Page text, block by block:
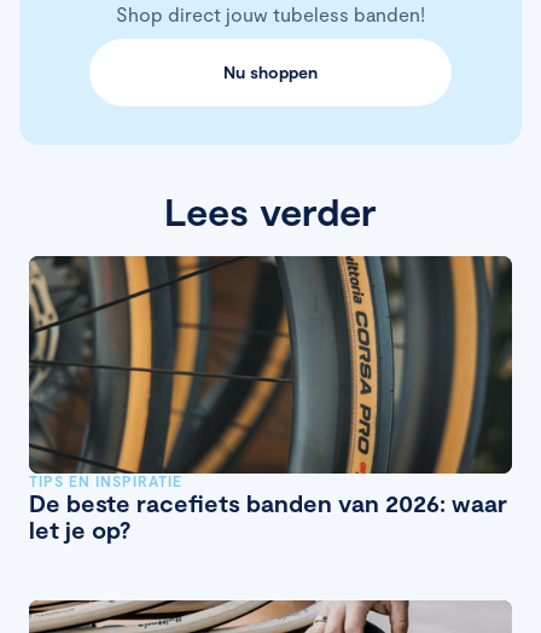
Shop direct jouw tubeless banden!
Nu shoppen
Lees verder
TIPS EN INSPIRATIE
De beste racefiets banden van 2026: waar
let je op?